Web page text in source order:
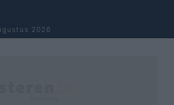
2026